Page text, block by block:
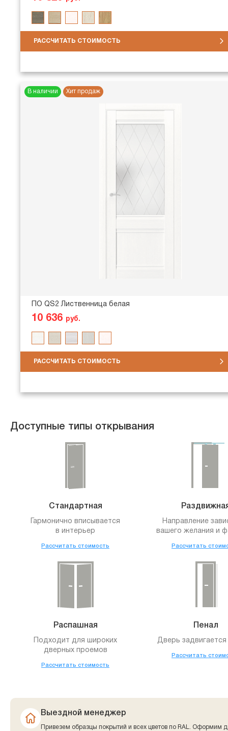
РАССЧИТАТЬ СТОИМОСТЬ
В наличии Хит продаж
ПО QS2 Лиственница белая
10 636 руб.
РАССЧИТАТЬ СТОИМОСТЬ
Доступные типы открывания
Стандартная
Гармонично вписывается
в интерьер
Рассчитать стоимость
Направление
вашего желания и
Рассчитать
Распашная
Подходит для широких
дверных проемов
Рассчитать стоимость
Пенал
Дверь задвигается
Рассчитать
Выездной менеджер
Привезем образцы покрытий и всех цветов по RAL. Оформим